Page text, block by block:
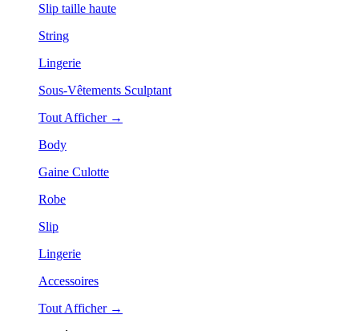
Slip taille haute
String
Lingerie
Sous-Vêtements Sculptant
Tout Afficher →
Body
Gaine Culotte
Robe
Slip
Lingerie
Accessoires
Tout Afficher →